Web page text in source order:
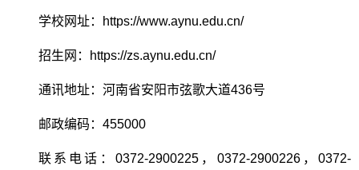
学校网址： https://www.aynu.edu.cn/
招生网： https://zs.aynu.edu.cn/
通讯地址：河南省安阳市弦歌大道436号
邮政编码： 455000
联系电话： 0372-2900225 ， 0372-2900226，0372-